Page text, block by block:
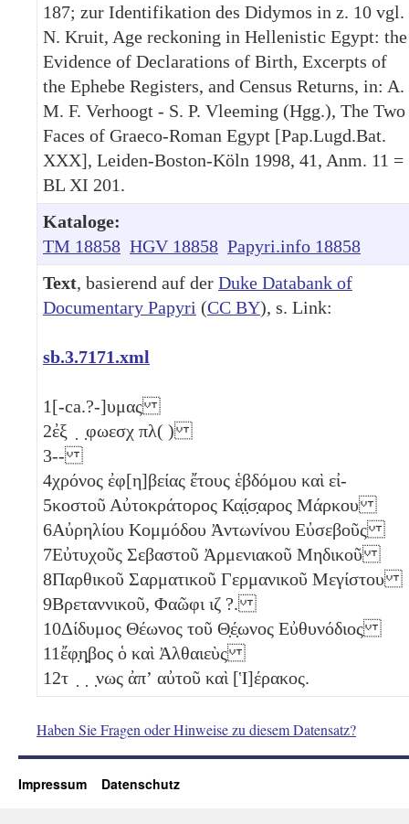
187; zur Identifikation des Didymos in z. 10 vgl.
N. Kruit, Age reckoning in Hellenistic Egypt: the
Evidence of Declarations of Birth, Excerpts of
the Ephebe Registers, and Census Returns, in: A.
M. F. Verhoogt - S. P. Vleeming (Hgg.), The Two
Faces of Graeco-Roman Egypt [Pap.Lugd.Bat.
XXX], Leiden-Boston-Köln 1998, 41, Anm. 11 =
BL XI 201.
Kataloge:
TM 18858 HGV 18858 Papyri.info 18858
Text, basierend auf der Duke Databank of
Documentary Papyri (CC BY), s. Link:
sb.3.7171.xml
1[-ca.?-]υμας
2ἐξ ̣ ̣φωεσχ πλ( )
3--
4χρόνος ἐφ[η]βείας ἔτους ἑβδόμου καὶ εἰ-
5κοστοῦ Αὐτοκράτορος Κα̣ί̣σ̣αρος Μάρκου
6Αὐρηλίου Κομμόδου Ἀντωνίνου Εὐσεβοῦς
7Εὐτυχοῦς Σεβαστοῦ Ἀρμενιακοῦ Μηδικοῦ
8Παρθικοῦ Σαρματικοῦ Γερμανικοῦ Μεγίστου
9Βρεταννικοῦ, Φαῶφι ιζ ?.
10Δίδυμος Θέωνος τοῦ Θ̣έ̣ωνος Εὐθυνόδιος
11ἔφ̣η̣βος ὁ καὶ Ἀλθαιεὺς
12τ ̣ ̣ ̣νως ἀπʼ αὐτοῦ καὶ [Ἱ]έρακος.
Haben Sie Fragen oder Hinweise zu diesem Datensatz?
Impressum Datenschutz